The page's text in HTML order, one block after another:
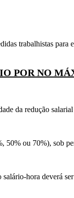
trabalhistas
POR NO
da redução
ou 70%), sob
hora deverá